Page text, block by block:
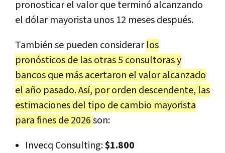
pronosticar el valor que terminó alcanzando
el dólar mayorista unos 12 meses después.
También se pueden considerarlos
pronósticos de las otras 5 consultoras y
bancos que más acertaron el valor alcanzado
el año pasado. Así, por orden descendente, las
estimaciones del tipo de cambio mayorista
para fines de 2026son:
Invecq Consulting:$1.800